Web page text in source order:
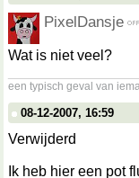
PixelDansje
Wat is niet veel?
een typisch geval van
08-12-2007, 16:59
Verwijderd
Ik heb hier een pot